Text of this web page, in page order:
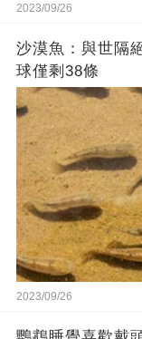
2023/09/26
沙漠魚：與世隔
球僅剩38條
2023/09/26